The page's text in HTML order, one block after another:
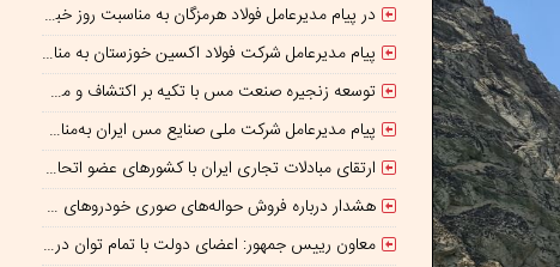
در پیام مدیرعامل فولاد هرمزگان به مناسبت روز خبرنگار مطرح شد
پیام مدیرعامل شرکت فولاد اکسین خوزستان به مناسبت روز خبرنگار
توسعه زنجیره صنعت مس با تکیه بر اکتشاف و مدل‌های نوین تأمین مالی
پیام مدیرعامل شرکت ملی صنایع مس ایران به‌مناسبت «روز خبرنگار»
ارتقای مبادلات تجاری ایران با کشورهای عضو اتحادیه اقتصادی اوراسیا
هشدار درباره فروش حواله‌های صوری خودروهای وارداتی
معاون رییس جمهور: اعضای دولت با تمام توان در کنار رئیس جمهوری برای ایران ایستاده‌اند